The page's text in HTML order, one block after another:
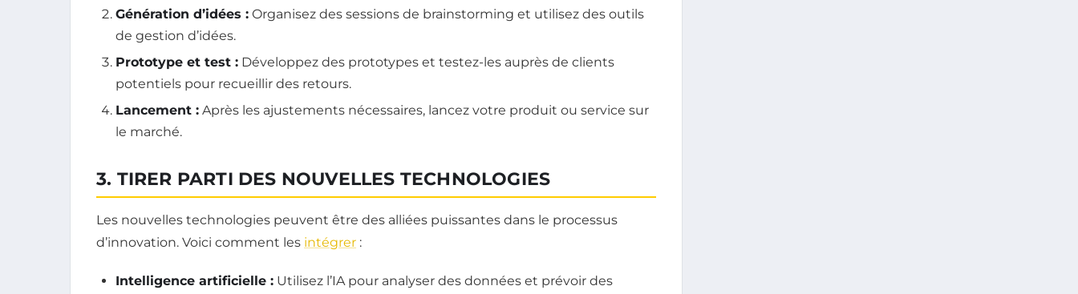
Génération d’idées : Organisez des sessions de brainstorming et utilisez des outils
de gestion d’idées.
Prototype et test : Développez des prototypes et testez-les auprès de clients
potentiels pour recueillir des retours.
Lancement : Après les ajustements nécessaires, lancez votre produit ou service sur
le marché.
3. TIRER PARTI DES NOUVELLES TECHNOLOGIES
Les nouvelles technologies peuvent être des alliées puissantes dans le processus
d’innovation. Voici comment les intégrer :
Intelligence artificielle : Utilisez l’IA pour analyser des données et prévoir des